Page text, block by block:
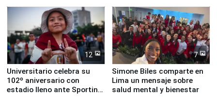
12
Universitario celebra su
102º aniversario con
estadio lleno ante Sporting
7
Simone Biles comparte en
Lima un mensaje sobre
salud mental y bienestar